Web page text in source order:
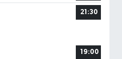
21:30
19:00